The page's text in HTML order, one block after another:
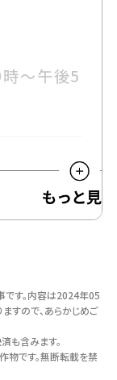
～午後5
す。内容は2024年05
すので、あらかじめご
も含みます。
物です。無断転載を禁